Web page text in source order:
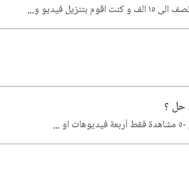
فيديو و…
حل ؟